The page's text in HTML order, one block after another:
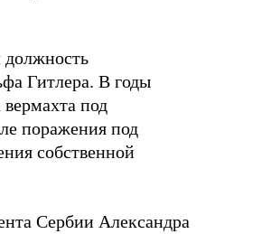
Гитлера. В годы
под
поражения под
собственной
Сербии Александра